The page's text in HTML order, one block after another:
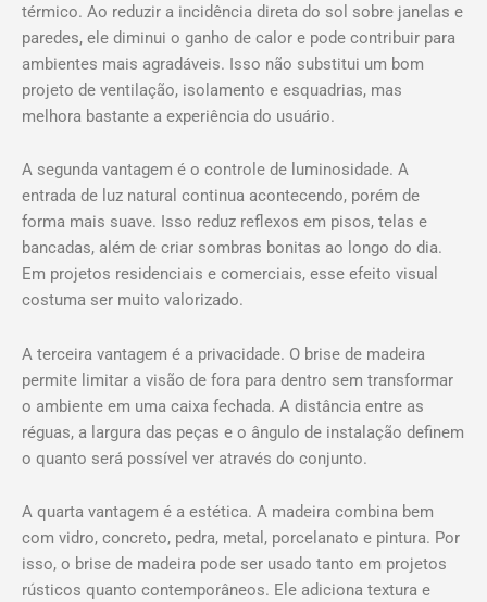
térmico. Ao reduzir a incidência direta do sol sobre janelas e
paredes, ele diminui o ganho de calor e pode contribuir para
ambientes mais agradáveis. Isso não substitui um bom
projeto de ventilação, isolamento e esquadrias, mas
melhora bastante a experiência do usuário.
A segunda vantagem é o controle de luminosidade. A
entrada de luz natural continua acontecendo, porém de
forma mais suave. Isso reduz reflexos em pisos, telas e
bancadas, além de criar sombras bonitas ao longo do dia.
Em projetos residenciais e comerciais, esse efeito visual
costuma ser muito valorizado.
A terceira vantagem é a privacidade. O brise de madeira
permite limitar a visão de fora para dentro sem transformar
o ambiente em uma caixa fechada. A distância entre as
réguas, a largura das peças e o ângulo de instalação definem
o quanto será possível ver através do conjunto.
A quarta vantagem é a estética. A madeira combina bem
com vidro, concreto, pedra, metal, porcelanato e pintura. Por
isso, o brise de madeira pode ser usado tanto em projetos
rústicos quanto contemporâneos. Ele adiciona textura e